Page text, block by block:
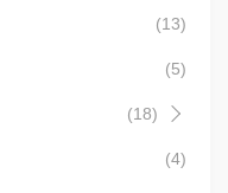
(13)
(5)
(18)
(4)